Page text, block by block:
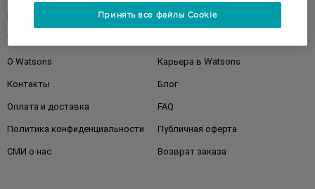
Магазины
Watsons Club
О Watsons Карьера в Watsons
Контакты Блог
Оплата и доставка FAQ
Политика конфиденциальности Публичная оферта
СМИ о нас Возврат заказа
Принять все файлы Cookie